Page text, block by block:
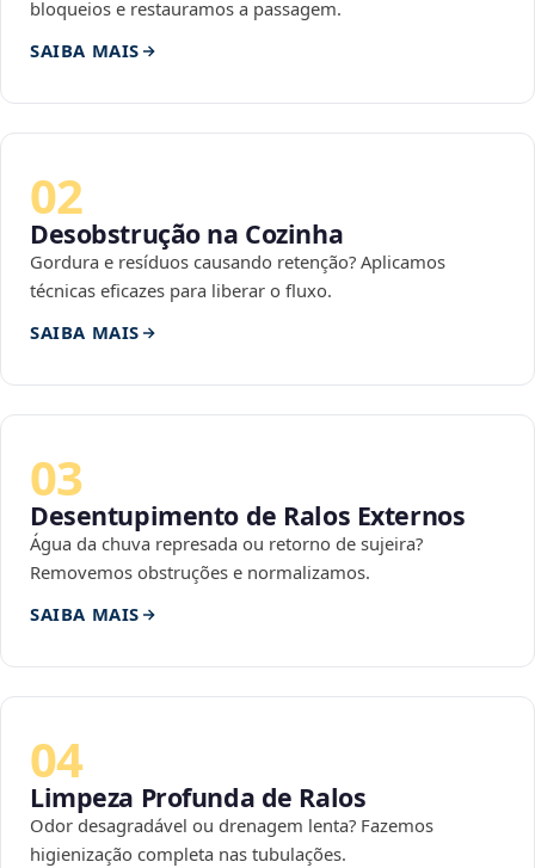
bloqueios e restauramos a passagem.
SAIBA MAIS
02
Desobstrução na Cozinha
Gordura e resíduos causando retenção? Aplicamos
técnicas eficazes para liberar o fluxo.
SAIBA MAIS
03
Desentupimento de Ralos Externos
Água da chuva represada ou retorno de sujeira?
Removemos obstruções e normalizamos.
SAIBA MAIS
04
Limpeza Profunda de Ralos
Odor desagradável ou drenagem lenta? Fazemos
higienização completa nas tubulações.